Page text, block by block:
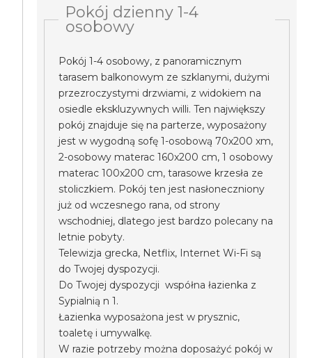
Pokój dzienny 1-4
osobowy
Pokój 1-4 osobowy, z panoramicznym
tarasem balkonowym ze szklanymi, dużymi
przezroczystymi drzwiami, z widokiem na
osiedle ekskluzywnych willi. Ten największy
pokój znajduje się na parterze, wyposażony
jest w wygodną sofę 1-osobową 70x200 xm,
2-osobowy materac 160x200 cm, 1 osobowy
materac 100x200 cm, tarasowe krzesła ze
stoliczkiem. Pokój ten jest nasłoneczniony
już od wczesnego rana, od strony
wschodniej, dlatego jest bardzo polecany na
letnie pobyty.
Telewizja grecka, Netflix, Internet Wi-Fi są
do Twojej dyspozycji.
Do Twojej dyspozycji współna łazienka z
Sypialnią n 1.
Łazienka wyposażona jest w prysznic,
toaletę i umywalkę.
W razie potrzeby można doposażyć pokój w